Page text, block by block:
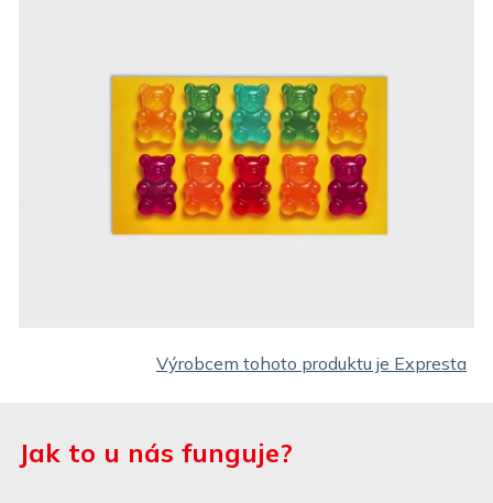
Výrobcem tohoto produktu je Expresta
Jak to u nás funguje?